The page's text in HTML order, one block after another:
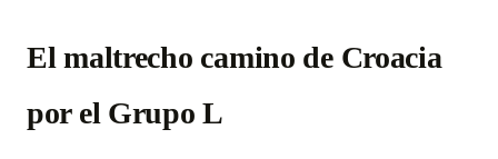
El maltrecho camino de Croacia
por el Grupo L